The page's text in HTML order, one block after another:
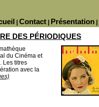
Présentation
Contact
DES PÉRIODIQUES
du Cinéma et
Les titres
avec la